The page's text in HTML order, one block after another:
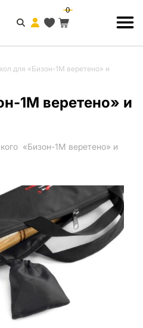
0
для «Бизон-1М веретено» и
1М веретено» и
«Бизон-1М веретено» и